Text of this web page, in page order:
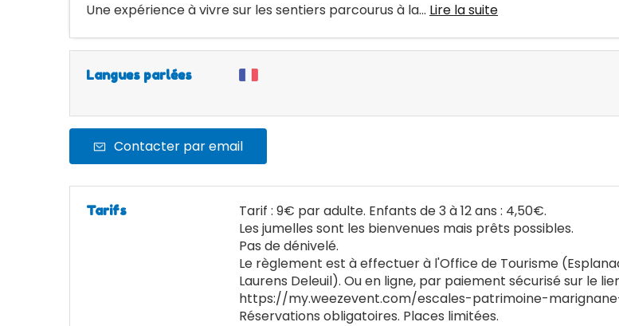
Une expérience à vivre sur les sentiers parcourus à la... Lire la suite
Langues parlées
Contacter par email
Tarifs
Tarif : 9€ par adulte. Enfants de 3 à 12 ans : 4,50€.
Les jumelles sont les bienvenues mais prêts possibles.
Pas de dénivelé.
Le règlement est à effectuer à l'Office de Tourisme
Laurens Deleuil). Ou en ligne, par paiement sécurisé sur le
https://my.weezevent.com/escales-patrimoine-
Réservations obligatoires. Places limitées.